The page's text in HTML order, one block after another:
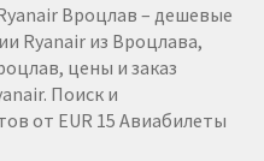
Вроцлав – дешевые
Ryanair из Вроцлава,
цены и заказ
Поиск и
от EUR 15 Авиабилеты